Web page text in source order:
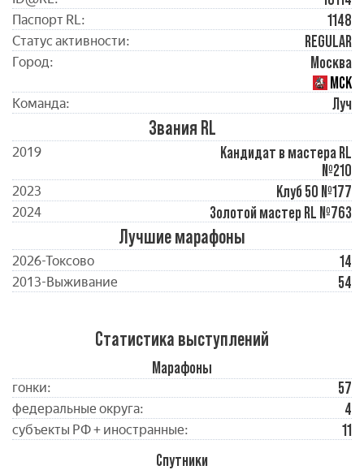
Паспорт RL: 1148
Статус активности: REGULAR
Город:
Москва
МСК
Команда: Луч
Звания RL
2019
Кандидат в мастера RL
№210
2023 Клуб 50 №177
2024 Золотой мастер RL №763
Лучшие марафоны
2026-Токсово 14
2013-Выживание 54
Статистика выступлений
Марафоны
гонки: 57
федеральные округа: 4
субъекты РФ + иностранные:
11
Спутники